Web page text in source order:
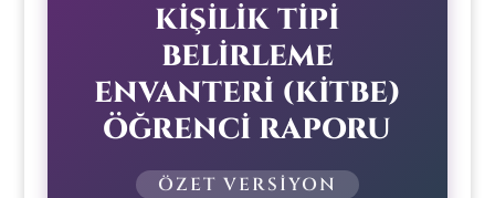
KİŞİLİK TİPİ
BELİRLEME
ENVANTERİ (KİTBE)
ÖĞRENCİ RAPORU
ÖZET VERSİYON